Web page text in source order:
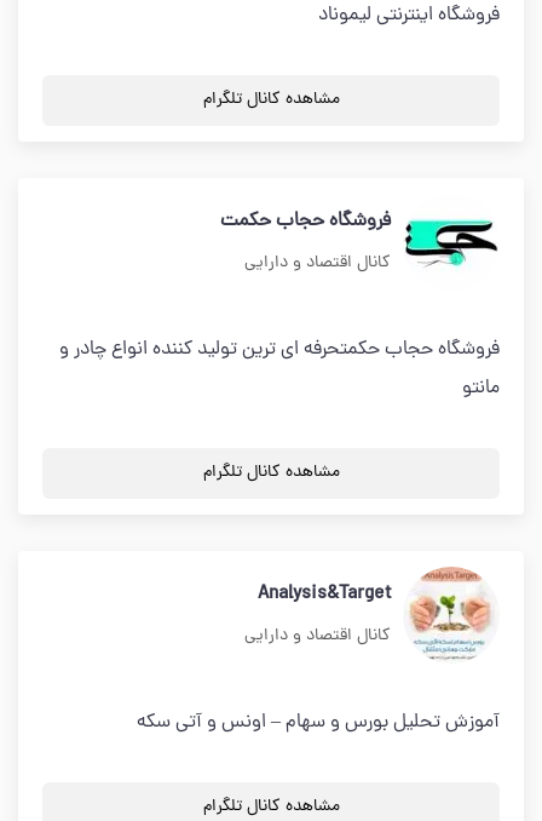
فروشگاه اینترنتی لیموناد
مشاهده کانال تلگرام
فروشگاه حجاب حکمت
کانال اقتصاد و دارایی
فروشگاه حجاب حکمتحرفه ای ترین تولید کننده انواع چادر و
مانتو
مشاهده کانال تلگرام
Analysis&Target
کانال اقتصاد و دارایی
آموزش تحلیل بورس و سهام – اونس و آتی سکه
مشاهده کانال تلگرام